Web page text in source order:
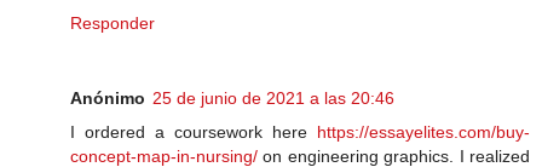
Responder
Anónimo 25 de junio de 2021 a las 20:46
I ordered a coursework here https://essayelites.com/buy-
concept-map-in-nursing/ on engineering graphics. I realized